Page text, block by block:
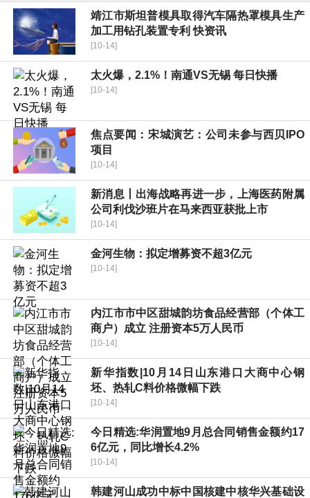
靖江市斯坦普模具取得汽车隔热罩模具生产
加工用钻孔装置专利 快资讯
[10-14]
太火爆，2.1%！南通VS无锡 每日快播
[10-14]
焦点要闻：宋城演艺：公司未参与西贝IPO
项目
[10-14]
新消息丨出海战略再进一步，上海医药附属
公司利伐沙班片在马来西亚获批上市
[10-14]
金河生物：拟定增募资不超3亿元
[10-14]
内江市市中区甜城韵坊食品经营部（个体工
商户）成立 注册资本5万人民币
[10-14]
新华指数|10月14日山东港口大商中心钢
坯、热轧C料价格微幅下跌
[10-14]
今日精选:华润置地9月总合同销售金额约17
6亿元，同比增长4.2%
[10-14]
韩建河山成功中标中国核建中核华兴基础设